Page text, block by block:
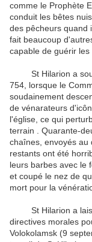
comme le Prophète
conduit les bêtes
des pêcheurs quand
fait beaucoup
capable de guérir les
St Hilarion a
754 lorsque le
soudainement
de vénarateurs
l'église , ce qui
terrain
Quarante-
chaînes envoyés au
restants ont été
leurs barbes avec le
et coupé le nez de
mort pour la
St Hilarion a
directives morales
Volokolamsk (9